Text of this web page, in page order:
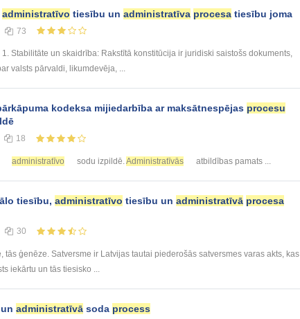
administratīvo tiesību un administratīva procesa tiesību joma
73
Stabilitāte un skaidrība: Rakstītā konstitūcija ir juridiski saistošs dokuments,
valsts pārvaldi, likumdevēja, ...
kodeksa mijiedarbība ar maksātnespējas procesu
18
administratīvo sodu izpildē.Administratīvās atbildības pamats ...
tiesību, administratīvo tiesību un administratīvā procesa
30
tās ģenēze. Satversme ir Latvijas tautai piederošās satversmes varas akts, kas
iekārtu un tās tiesisko ...
administratīvā soda process